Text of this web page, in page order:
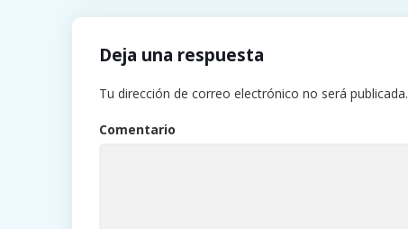
Deja una respuesta
Tu dirección de correo electrónico no será publicada.
Comentario